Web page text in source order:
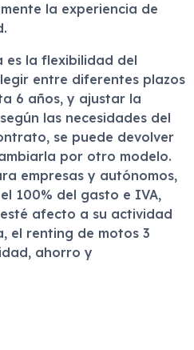
la experiencia de
la flexibilidad del
entre diferentes plazos
6 años, y ajustar la
las necesidades del
se puede devolver
por otro modelo.
empresas y autónomos,
100% del gasto e IVA,
afecto a su actividad
el renting de motos 3
ahorro y